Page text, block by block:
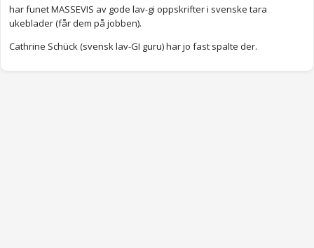
har funet MASSEVIS av gode lav-gi oppskrifter i svenske tara
ukeblader (får dem på jobben).
Cathrine Schück (svensk lav-GI guru) har jo fast spalte der.